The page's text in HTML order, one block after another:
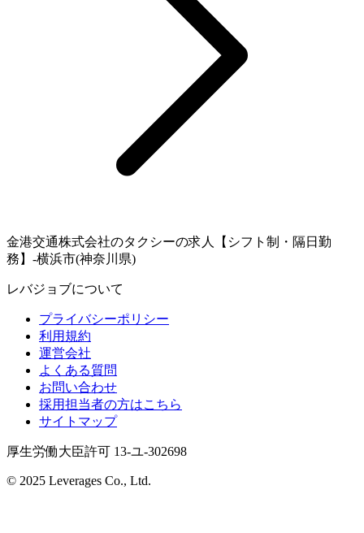
金港交通株式会社のタクシーの求人【シフト制・隔日勤
務】-横浜市(神奈川県)
レバジョブについて
プライバシーポリシー
利用規約
運営会社
よくある質問
お問い合わせ
採用担当者の方はこちら
サイトマップ
厚生労働大臣許可 13-ユ-302698
© 2025 Leverages Co., Ltd.